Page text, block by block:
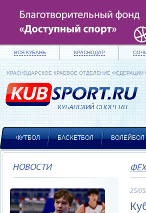
ВСЯ КУБАНЬ КРАСНОДАР
КРАСНОДАРСКОЕ КРАЕВОЕ ОТДЕЛЕНИЕ
ФУТБОЛ БАСКЕТБОЛ ВОЛЕЙБОЛ
НОВОСТИ
25/